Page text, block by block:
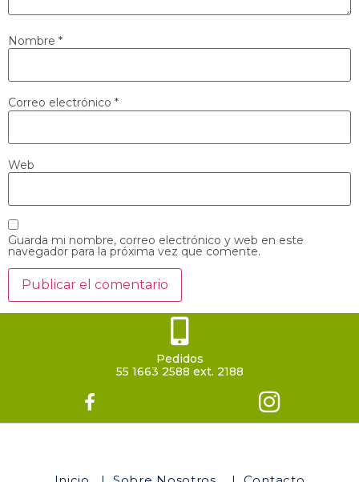
Nombre *
Correo electrónico *
Web
Guarda mi nombre, correo electrónico y web en este
navegador para la próxima vez que comente.
Pedidos
55 1663 2588 ext. 2188